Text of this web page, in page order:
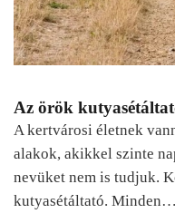
Az örök
A kertvárosi életnek
alakok, akikkel szinte
nevüket nem is tudjuk.
kutyasétáltató. Minden…